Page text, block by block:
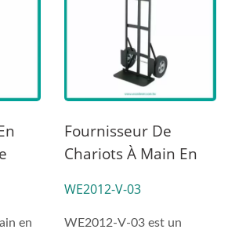
en
Fournisseur De
Chariots À Main En
Caoutchouc Solides
Et Lourdes (charge
WE2012-V-03
WE2012-V-03 est un